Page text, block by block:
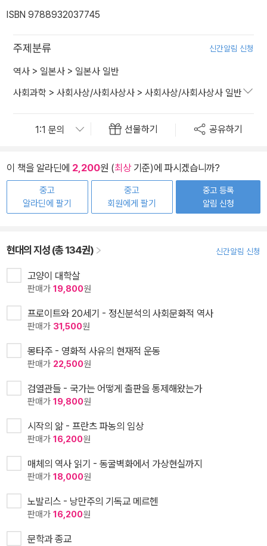
ISBN 9788932037745
주제분류 신간알림 신청
역사 > 일본사 > 일본사 일반
사회과학 > 사회사상/사회사상사 > 사회사상/사회사상사 일반
선물하기 공유하기
이 책을 알라딘에 2,200원 (최상기준)에 파시겠습니까?
중고
알라딘에 팔기
중고
회원에게 팔기
중고 등록
알림 신청
현대의 지성 (총 134권) 신간알림 신청
고양이 대학살
판매가 19,800원
프로이트와 20세기 - 정신분석의 사회문화적 역사
판매가 31,500원
몽타주 - 영화적 사유의 현재적 운동
판매가 22,500원
검열관들 - 국가는 어떻게 출판을 통제해왔는가
판매가 19,800원
시작의 앎 - 프란츠 파농의 임상
판매가 16,200원
매체의 역사 읽기 - 동굴벽화에서 가상현실까지
판매가 18,000원
노발리스 - 낭만주의 기독교 메르헨
판매가 16,200원
문학과 종교